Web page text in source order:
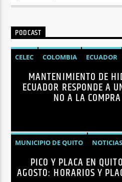
PODCAST
CELEC COLOMBIA ECUADOR
HIDROELÉCTRICAS
NOTICIAS
MANTENIMIENTO DE
ECUADOR RESPONDE A
NO A LA
MUNICIPIO DE QUITO NOTICIAS
PICO Y PLACA EN
AGOSTO: HORARIOS Y